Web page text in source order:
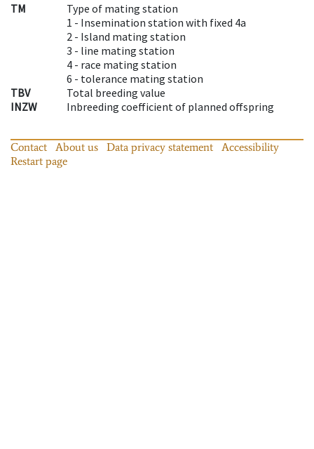
TM
Type of mating station
1 - Insemination station with fixed 4a
2 - Island mating station
3 - line mating station
4 - race mating station
6 - tolerance mating station
TBV
Total breeding value
INZW
Inbreeding coefficient of planned offspring
Contact About us Data privacy statement
Accessibility
Restart page